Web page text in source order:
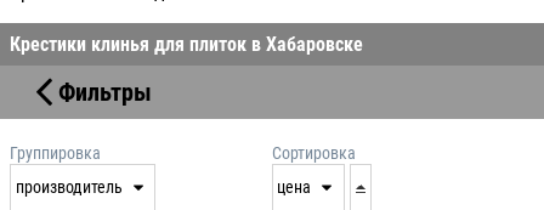
Крестики клинья для плиток в Хабаровске
Фильтры
Группировка
производитель
Сортировка
цена